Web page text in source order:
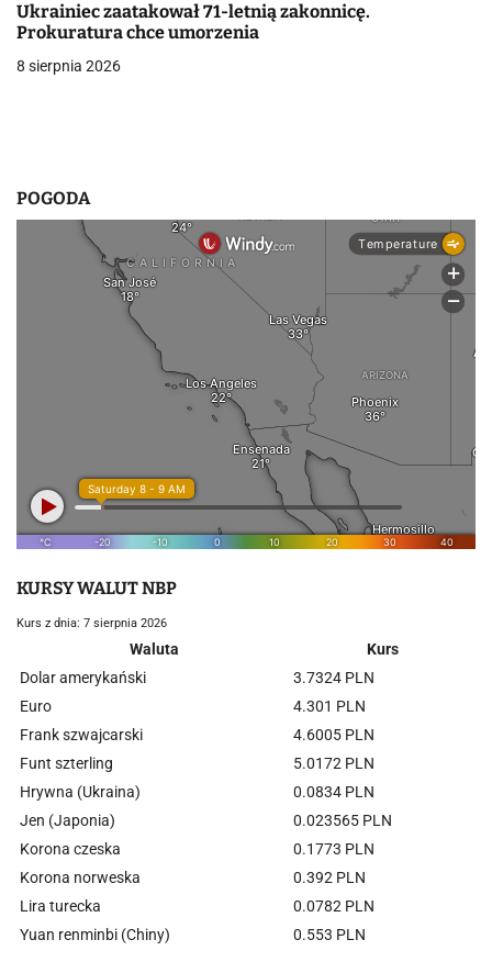
u
Ukrainiec zaatakował 71-letnią zakonnicę.
Prokuratura chce umorzenia
8 sierpnia 2026
POGODA
KURSY WALUT NBP
Kurs z dnia: 7 sierpnia 2026
Waluta
Kurs
Dolar amerykański
3.7324 PLN
Euro
4.301 PLN
Frank szwajcarski
4.6005 PLN
Funt szterling
5.0172 PLN
Hrywna (Ukraina)
0.0834 PLN
Jen (Japonia)
0.023565 PLN
Korona czeska
0.1773 PLN
Korona norweska
0.392 PLN
Lira turecka
0.0782 PLN
Yuan renminbi (Chiny)
0.553 PLN